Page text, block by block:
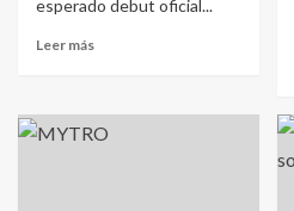
esperado debut oficial...
Leer más